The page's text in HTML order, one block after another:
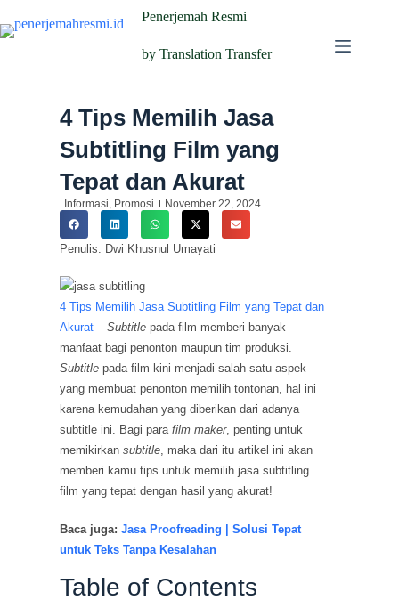
Penerjemah Resmi
by Translation Transfer
4 Tips Memilih Jasa
Subtitling Film yang
Tepat dan Akurat
Informasi, Promosi November 22, 2024
Penulis: Dwi Khusnul Umayati
4 Tips Memilih Jasa Subtitling Film yang Tepat dan
Akurat –Subtitle pada film memberi banyak
manfaat bagi penonton maupun tim produksi.
Subtitle pada film kini menjadi salah satu aspek
yang membuat penonton memilih tontonan, hal ini
karena kemudahan yang diberikan dari adanya
subtitle ini. Bagi parafilm maker, penting untuk
memikirkansubtitle, maka dari itu artikel ini akan
memberi kamu tips untuk memilih jasa subtitling
film yang tepat dengan hasil yang akurat!
Baca juga:Jasa Proofreading | Solusi Tepat
untuk Teks Tanpa Kesalahan
Table of Contents